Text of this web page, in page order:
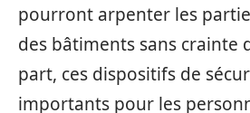
pourront arpenter les
des bâtiments sans crainte
part, ces dispositifs de
importants pour les